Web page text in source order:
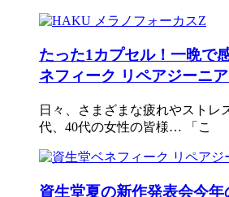
たった1カプセル！一晩で
ネフィーク リペアジーニ
日々、さまざまな疲れやストレ
代、40代の女性の皆様… 「こ
資生堂夏の新作発表会今